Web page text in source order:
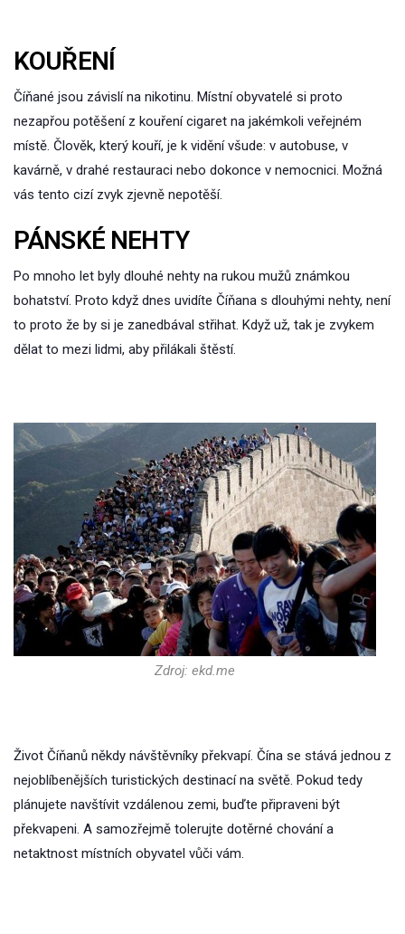
KOUŘENÍ
Číňané jsou závislí na nikotinu. Místní obyvatelé si proto
nezapřou potěšení z kouření cigaret na jakémkoli veřejném
místě. Člověk, který kouří, je k vidění všude: v autobuse, v
kavárně, v drahé restauraci nebo dokonce v nemocnici. Možná
vás tento cizí zvyk zjevně nepotěší.
PÁNSKÉ NEHTY
Po mnoho let byly dlouhé nehty na rukou mužů známkou
bohatství. Proto když dnes uvidíte Číňana s dlouhými nehty, není
to proto že by si je zanedbával střihat. Když už, tak je zvykem
dělat to mezi lidmi, aby přilákali štěstí.
Zdroj: ekd.me
Život Číňanů někdy návštěvníky překvapí. Čína se stává jednou z
nejoblíbenějších turistických destinací na světě. Pokud tedy
plánujete navštívit vzdálenou zemi, buďte připraveni být
překvapeni. A samozřejmě tolerujte dotěrné chování a
netaktnost místních obyvatel vůči vám.